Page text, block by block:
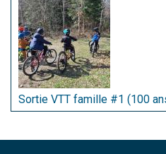
Sortie VTT famille #1 (100